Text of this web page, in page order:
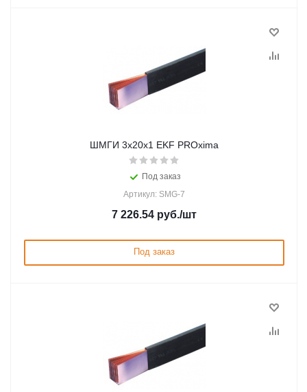
ШМГИ 3x20x1 EKF PROxima
Под заказ
Артикул: SMG-7
7 226.54 руб./шт
Под заказ